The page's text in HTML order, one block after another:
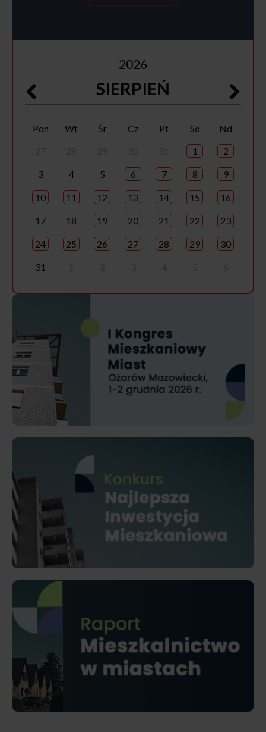
2026
SIERPIEŃ
Pon Wt Śr Cz Pt So
Nd
1 2
3 4 5 6 7 8 9
10 11 12 13 14 15 16
17 18 19 20 21 22 23
24 25 26 27 28 29 30
31